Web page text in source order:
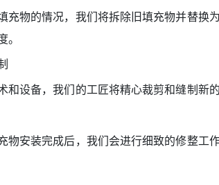
物的情况，我们将拆除旧填充物并替换
。
设备，我们的工匠将精心裁剪和缝制新的
安装完成后，我们会进行细致的修整工作